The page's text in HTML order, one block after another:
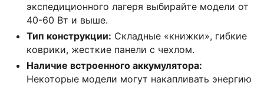
экспедиционного лагеря выбирайте модели от
40-60 Вт и выше.
Тип конструкции: Складные «книжки», гибкие
коврики, жесткие панели с чехлом.
Наличие встроенного аккумулятора:
Некоторые модели могут накапливать энергию